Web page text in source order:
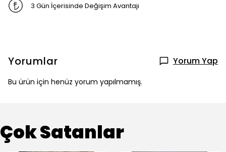
3 Gün İçerisinde Değişim Avantajı
Yorumlar Yorum Yap
Bu ürün için henüz yorum yapılmamış.
Çok Satanlar